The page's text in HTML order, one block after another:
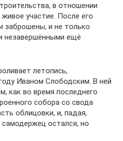
в отношении
участие. После его
заброшены, и не только
незавершёнными ещё
летопись,
Иваном Слободским. В ней
как во время последнего
собора со свода
облицовки, и, падая,
самодержец остался, но